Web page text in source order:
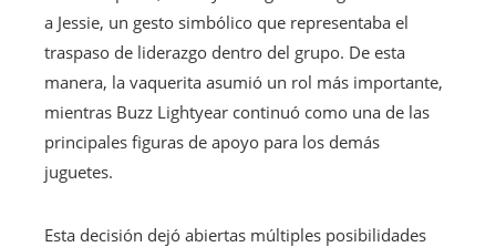
a Jessie, un gesto simbólico que representaba el
traspaso de liderazgo dentro del grupo. De esta
manera, la vaquerita asumió un rol más importante,
mientras Buzz Lightyear continuó como una de las
principales figuras de apoyo para los demás
juguetes.
Esta decisión dejó abiertas múltiples posibilidades